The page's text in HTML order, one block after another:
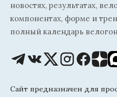
новостях, результатах,
компонентах, форме и
полный календарь
Сайт предназначен для